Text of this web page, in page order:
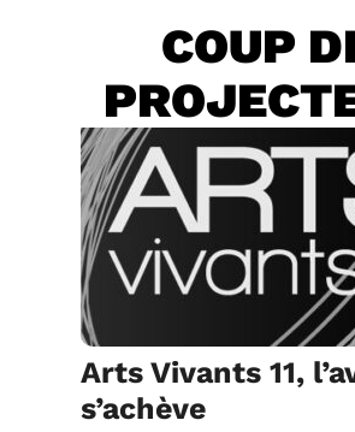
COUP
Arts Vivants 11,
s’achève